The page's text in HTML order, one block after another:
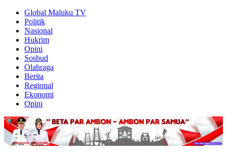
Global Maluku TV
Politik
Nasional
Hukrim
Opini
Sosbud
Olahraga
Berita
Regional
Ekonomi
Opini